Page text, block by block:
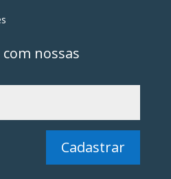
nossas
Cadastrar